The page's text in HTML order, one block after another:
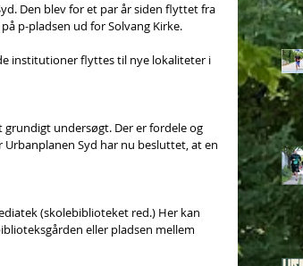
Den blev for et par år siden flyttet fra
p-pladsen ud for Solvang Kirke.
institutioner flyttes til nye lokaliteter i
undersøgt. Der er fordele og
Syd har nu besluttet, at en
(skolebiblioteket red.) Her kan
eller pladsen mellem